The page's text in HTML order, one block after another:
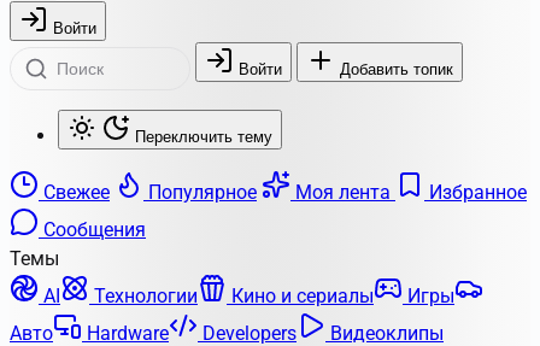
Войти
Войти Добавить топик
Переключить тему
Свежее Популярное Моя лента
Избранное
Сообщения
Темы
AI
Технологии Кино и сериалы
Игры
Авто
Hardware Developers
Видеоклипы